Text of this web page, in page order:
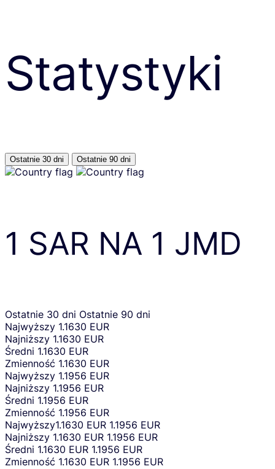
Statystyki
Ostatnie 30 dni Ostatnie 90 dni
1 SAR NA 1 JMD
Ostatnie 30 dni Ostatnie 90 dni
Najwyższy 1.1630 EUR
Najniższy 1.1630 EUR
Średni 1.1630 EUR
Zmienność 1.1630 EUR
Najwyższy 1.1956 EUR
Najniższy 1.1956 EUR
Średni 1.1956 EUR
Zmienność 1.1956 EUR
Najwyższy1.1630 EUR 1.1956 EUR
Najniższy 1.1630 EUR 1.1956 EUR
Średni 1.1630 EUR 1.1956 EUR
Zmienność 1.1630 EUR 1.1956 EUR